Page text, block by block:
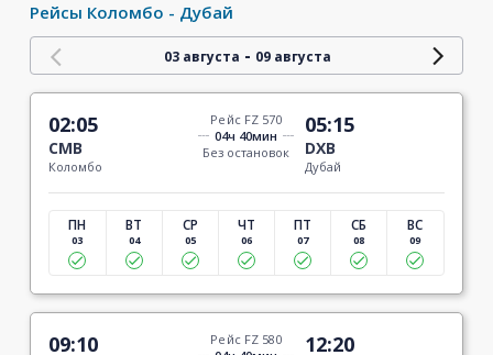
Рейсы Коломбо - Дубай
03 августа - 09 августа
02:05
CMB
Коломбо
Рейс FZ 570
04ч 40мин
Без остановок
05:15
DXB
Дубай
ПН
03
ВТ
04
СР
05
ЧТ
06
ПТ
07
СБ
08
ВС
09
09:10
Рейс FZ 580
12:20